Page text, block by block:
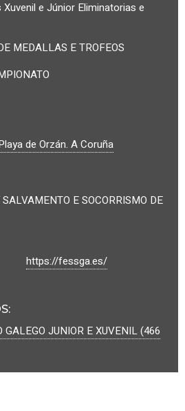
Xuvenil e Júnior Eliminatorias e
MEDALLAS E TROFEOS
de Orzán. A Coruña
E SOCORRISMO DE
https://fessga.es/
:
GALEGO JUNIOR E XUVENIL (466